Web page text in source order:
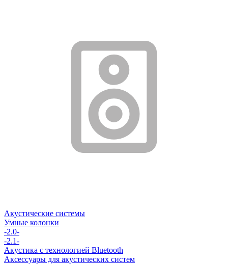
Акустические системы
Умные колонки
-2.0-
-2.1-
Акустика с технологией Bluetooth
Аксессуары для акустических систем